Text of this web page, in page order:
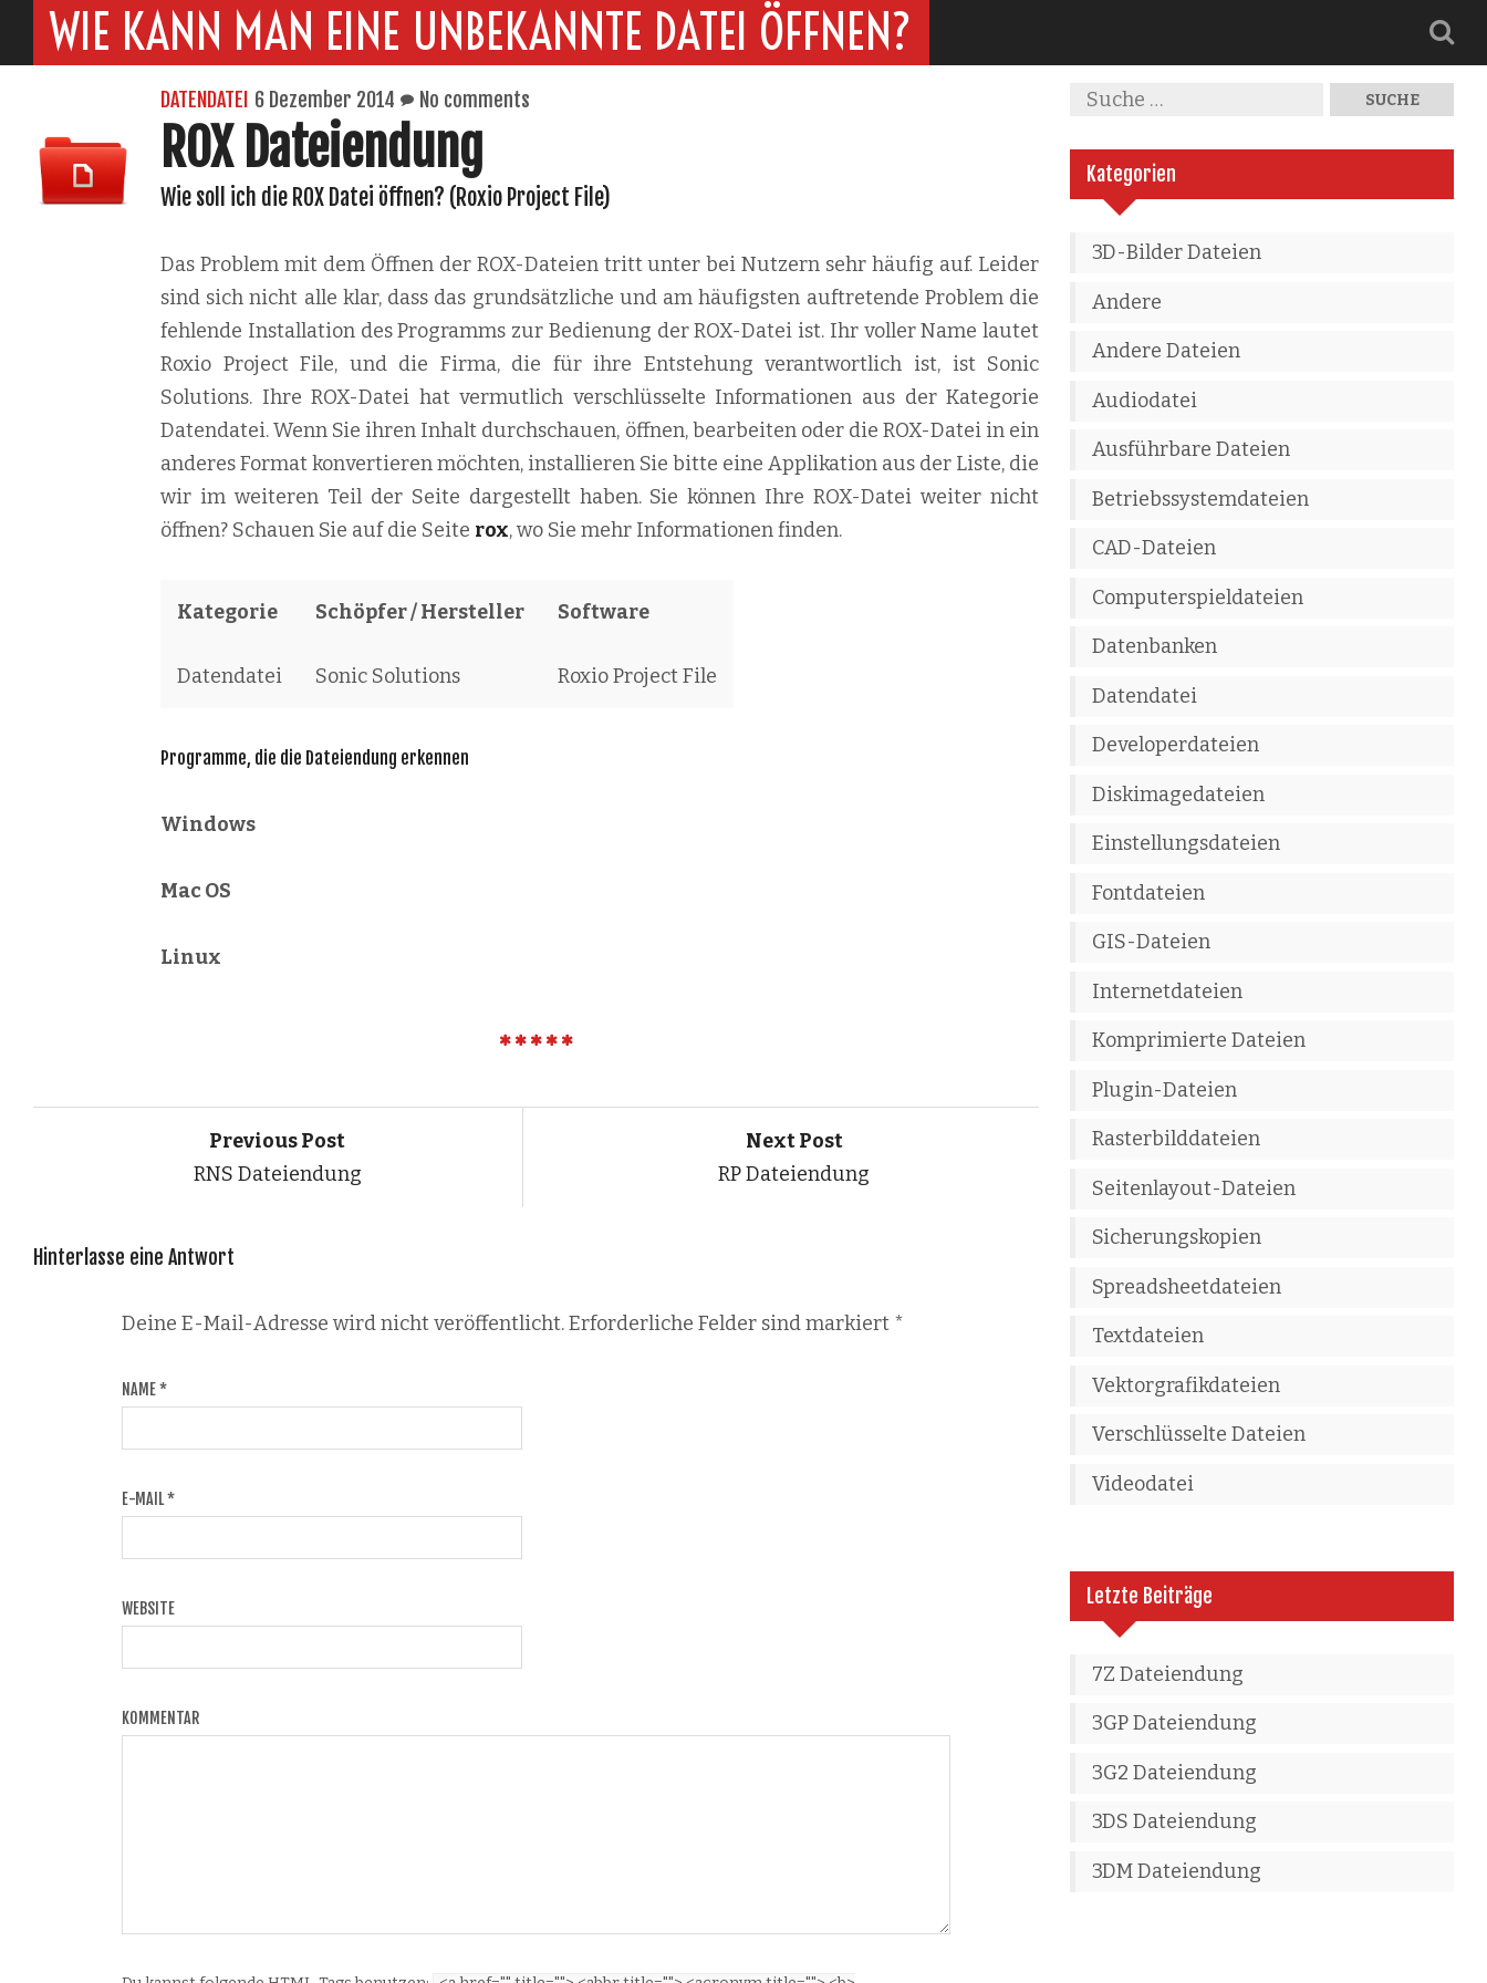
WIE KANN MAN EINE UNBEKANNTE DATEI ÖFFNEN?
DATENDATEI 6 Dezember 2014 No comments
ROX Dateiendung
Wie soll ich die ROX Datei öffnen? (Roxio Project File)
Das Problem mit dem Öffnen der ROX-Dateien tritt unter bei Nutzern sehr häufig auf. Leider
sind sich nicht alle klar, dass das grundsätzliche und am häufigsten auftretende Problem die
fehlende Installation des Programms zur Bedienung der ROX-Datei ist. Ihr voller Name lautet
Roxio Project File, und die Firma, die für ihre Entstehung verantwortlich ist, ist Sonic
Solutions. Ihre ROX-Datei hat vermutlich verschlüsselte Informationen aus der Kategorie
Datendatei. Wenn Sie ihren Inhalt durchschauen, öffnen, bearbeiten oder die ROX-Datei in ein
anderes Format konvertieren möchten, installieren Sie bitte eine Applikation aus der Liste, die
wir im weiteren Teil der Seite dargestellt haben. Sie können Ihre ROX-Datei weiter nicht
öffnen? Schauen Sie auf die Seite rox, wo Sie mehr Informationen finden.
Kategorie Schöpfer / Hersteller Software
Datendatei Sonic Solutions Roxio Project File
Programme, die die Dateiendung erkennen
Windows
Mac OS
Linux
Previous Post
RNS Dateiendung
Next Post
RP Dateiendung
Hinterlasse eine Antwort
Deine E-Mail-Adresse wird nicht veröffentlicht. Erforderliche Felder sind markiert *
NAME*
E-MAIL*
WEBSITE
KOMMENTAR
Kategorien
3D-Bilder Dateien
Andere
Andere Dateien
Audiodatei
Ausführbare Dateien
Betriebssystemdateien
CAD-Dateien
Computerspieldateien
Datenbanken
Datendatei
Developerdateien
Diskimagedateien
Einstellungsdateien
Fontdateien
GIS-Dateien
Internetdateien
Komprimierte Dateien
Plugin-Dateien
Rasterbilddateien
Seitenlayout-Dateien
Sicherungskopien
Spreadsheetdateien
Textdateien
Vektorgrafikdateien
Verschlüsselte Dateien
Videodatei
Letzte Beiträge
7Z Dateiendung
3GP Dateiendung
3G2 Dateiendung
3DS Dateiendung
3DM Dateiendung